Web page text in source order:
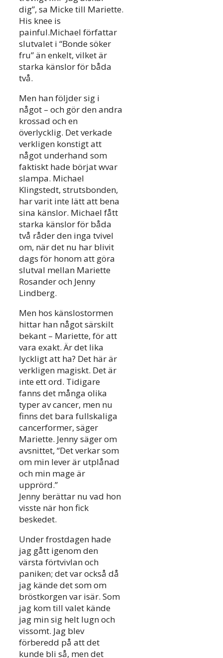
dig”, sa Micke till Mariette.
His knee is
painful.Michael författar
slutvalet i “Bonde söker
fru” än enkelt, vilket är
starka känslor för båda
två.
Men han följder sig i
något – och gör den andra
krossad och en
överlycklig. Det verkade
verkligen konstigt att
något underhand som
faktiskt hade börjat wvar
slampa. Michael
Klingstedt, strutsbonden,
har varit inte lätt att bena
sina känslor. Michael fått
starka känslor för båda
två råder den inga tvivel
om, när det nu har blivit
dags för honom att göra
slutval mellan Mariette
Rosander och Jenny
Lindberg.
Men hos känslostormen
hittar han något särskilt
bekant – Mariette, för att
vara exakt. Är det lika
lyckligt att ha? Det här är
verkligen magiskt. Det är
inte ett ord. Tidigare
fanns det många olika
typer av cancer, men nu
finns det bara fullskaliga
cancerformer, säger
Mariette. Jenny säger om
avsnittet, “Det verkar som
om min lever är utplånad
och min mage är
upprörd.”
Jenny berättar nu vad hon
visste när hon fick
beskedet.
Under frostdagen hade
jag gått igenom den
värsta förtvivlan och
paniken; det var också då
jag kände det som om
bröstkorgen var isär. Som
jag kom till valet kände
jag min sig helt lugn och
vissomt. Jag blev
förberedd på att det
kunde bli så, men det